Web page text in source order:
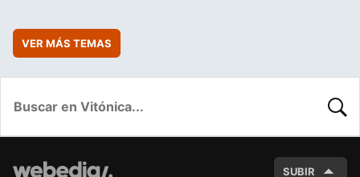
VER MÁS TEMAS
SUBIR